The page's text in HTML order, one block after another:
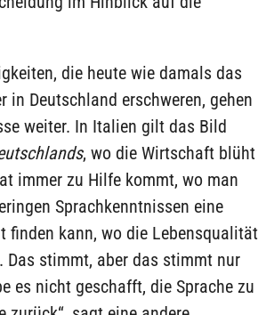
die heute wie damals das
in Deutschland erschweren, gehen
weiter. In Italien gilt das Bild
, wo die Wirtschaft blüht
immer zu Hilfe kommt, wo man
Sprachkenntnissen eine
finden kann, wo die Lebensqualität
Das stimmt, aber das stimmt nur
es nicht geschafft, die Sprache zu